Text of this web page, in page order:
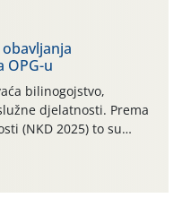
za berbu Zbog
izostanka oborina
a zdravstveno stanje
dnevne temperature
OPG-u
bilinogojstvo,
djelatnosti. Prema
(NKD 2025) to su
i 01.6. Djelatnost
je svako djelovanje na